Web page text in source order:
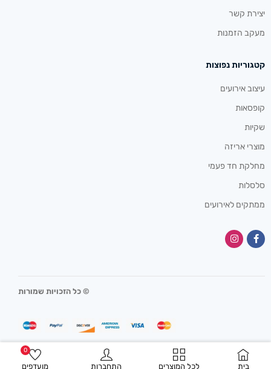
בית לכל המוצרים התחברות מועדפים
0
יצירת קשר
מעקב הזמנות
קטגוריות נפוצות
עיצוב אירועים
קופסאות
שקיות
מוצרי אריזה
מחלקת חד פעמי
סלסלות
ממתקים לאירועים
© כל הזכויות שמורות